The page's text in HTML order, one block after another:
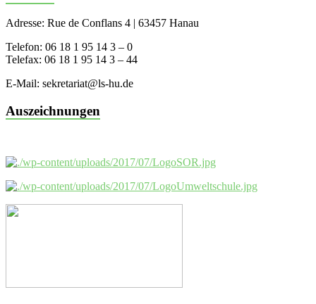
Adresse: Rue de Conflans 4 | 63457 Hanau
Telefon: 06 18 1 95 14 3 – 0
Telefax: 06 18 1 95 14 3 – 44
E-Mail: sekretariat@ls-hu.de
Auszeichnungen